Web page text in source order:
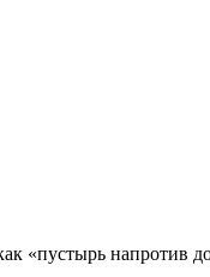
«пустырь напротив